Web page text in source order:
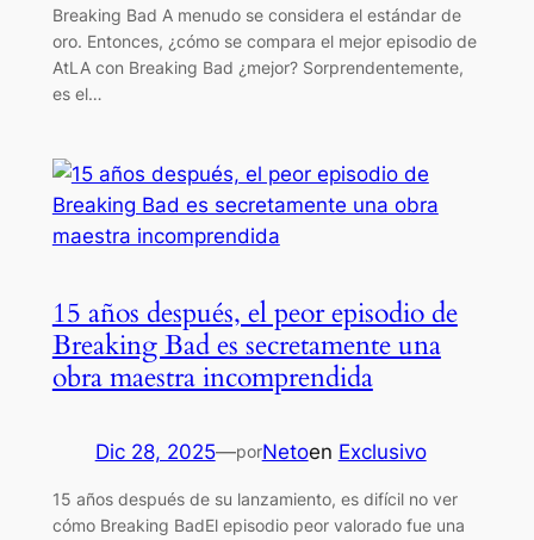
Breaking Bad A menudo se considera el estándar de
oro. Entonces, ¿cómo se compara el mejor episodio de
AtLA con Breaking Bad ¿mejor? Sorprendentemente,
es el…
15 años después, el peor episodio de
Breaking Bad es secretamente una
obra maestra incomprendida
Dic 28, 2025—porNetoen Exclusivo
15 años después de su lanzamiento, es difícil no ver
cómo Breaking BadEl episodio peor valorado fue una